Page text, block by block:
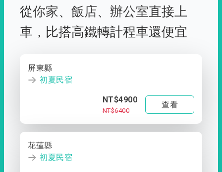
從你家、 飯店、 辦公室直接上
車， 比搭高鐵轉計程車還便宜
屏東縣
初夏民宿
NT$4900
NT$6400
查看
花蓮縣
初夏民宿